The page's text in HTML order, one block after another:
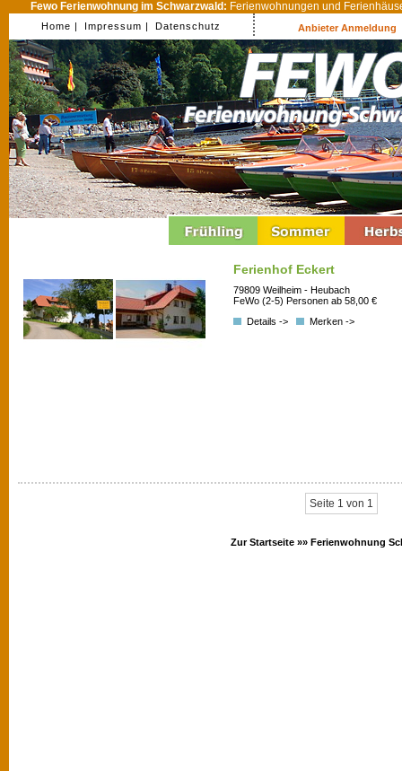
Fewo Ferienwohnung im Schwarzwald: Ferienwohnungen und
Home | Impressum | Datenschutz Anbieter Anmeldung
Ferienhof Eckert
79809 Weilheim - Heubach
FeWo (2-5) Personen ab 58,00 €
Details ->
Merken ->
Seite 1 von 1
Zur Startseite »» Ferienwohnung